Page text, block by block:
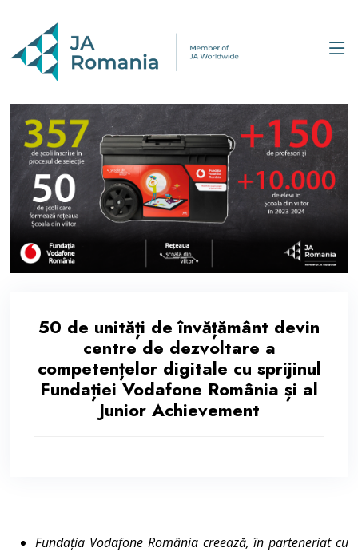
50 de unități de învățământ devin
centre de dezvoltare a
competențelor digitale cu sprijinul
Fundației Vodafone România și al
Junior Achievement
Fundația Vodafone România creează, în parteneriat cu